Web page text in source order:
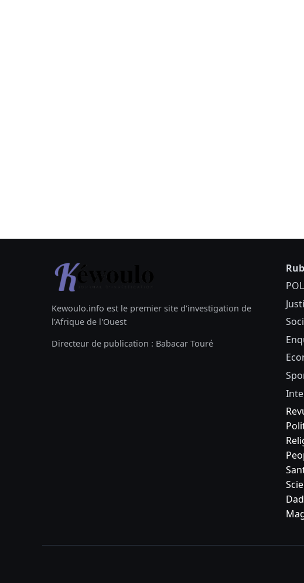
Kewoulo.info est le premier site d'investigation de
l'Afrique de l'Ouest
Directeur de publication : Babacar Touré